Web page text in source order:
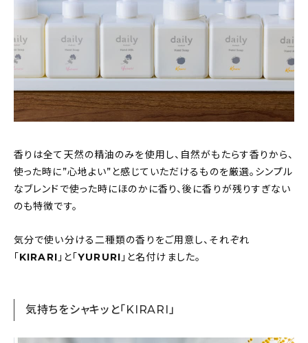
香りは全て天然の精油のみを使用し、自然がもたらす香りから、
使った時に”心地よい”と感じていただけるものを厳選。シンプル
なブレンドで使った時にほのかに香り、後に香りが残りすぎない
のも特徴です。
気分で使い分ける二種類の香りをご用意し、それぞれ
「KIRARI 」と「YURURI 」と名付けました。
気持ちをシャキッと「KIRARI」